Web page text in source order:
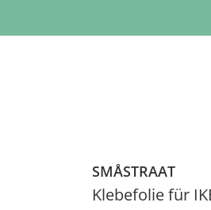
SMÅSTRAAT
Klebefolie für